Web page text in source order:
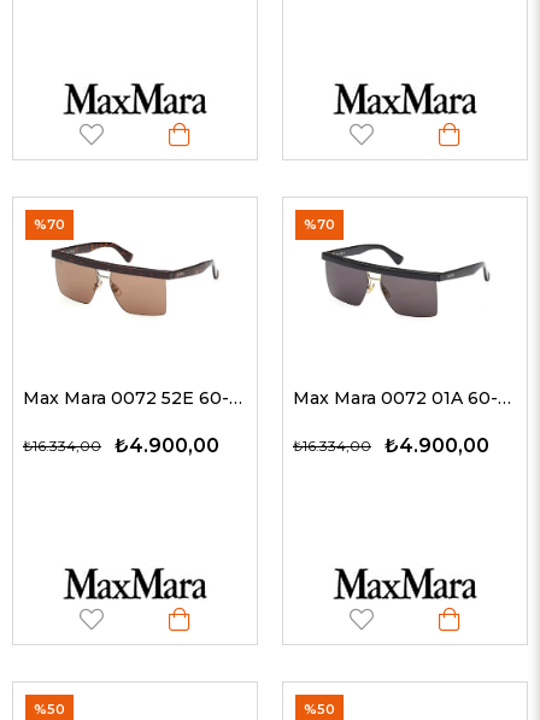
Max Mara 0072 52E 60-14 G Kadın Güneş Gözlükleri
₺4.900,00
₺16.334,00
%70
Max Mara 0072 01A 60-14 G Kadın Güneş Gözlükleri
₺4.900,00
₺16.334,00
%70
%50 %50